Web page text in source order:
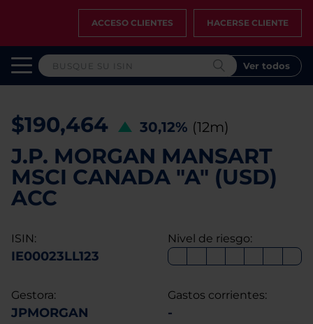
ACCESO CLIENTES HACERSE CLIENTE
Ver todos
$190,464 30,12% (12m)
J.P. MORGAN MANSART
MSCI CANADA "A" (USD)
ACC
ISIN:
IE00023LL123
Nivel de riesgo:
Gestora:
JPMORGAN
Gastos corrientes:
-